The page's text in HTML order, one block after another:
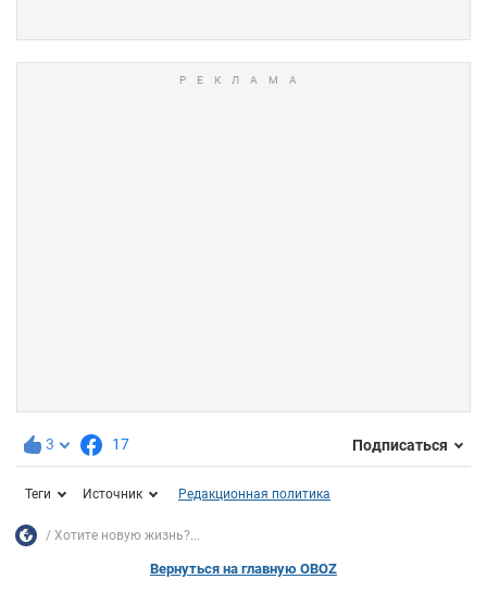
3 17 Подписаться
Теги Источник Редакционная политика
Хотите новую жизнь?...
Вернуться на главную OBOZ